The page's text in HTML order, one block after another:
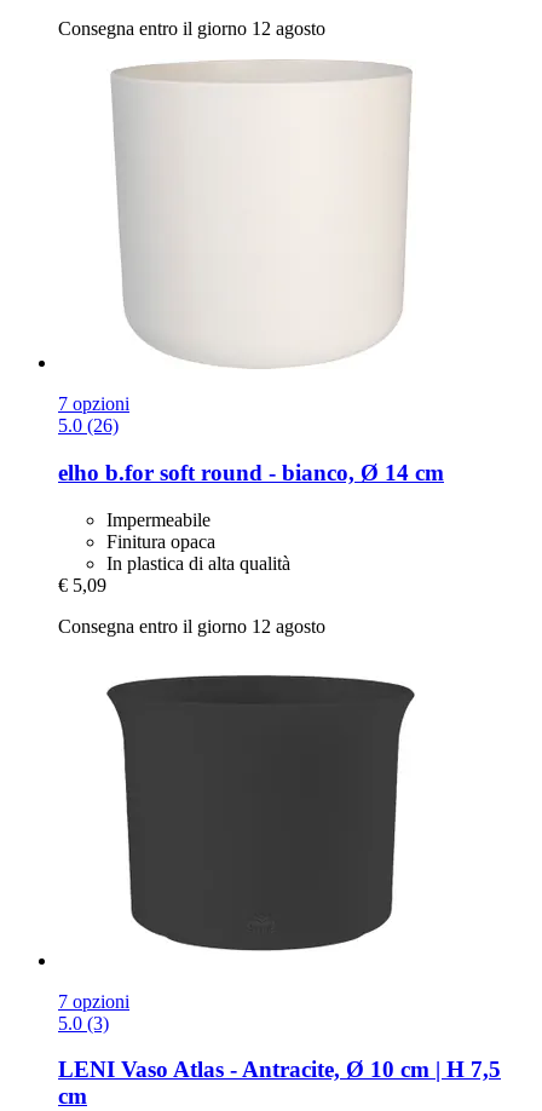
Consegna entro il giorno 12 agosto
7 opzioni
5.0 (26)
elho b.for soft round -​ bianco, Ø 14 cm
Impermeabile
Finitura opaca
In plastica di alta qualità
€ 5,09
Consegna entro il giorno 12 agosto
7 opzioni
5.0 (3)
LENI Vaso Atlas -​ Antracite, Ø 10 cm | H 7,5
cm